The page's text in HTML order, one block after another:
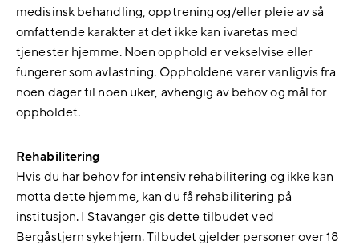
medisinsk behandling, opptrening og/eller pleie av så
omfattende karakter at det ikke kan ivaretas med
tjenester hjemme. Noen opphold er vekselvise eller
fungerer som avlastning. Oppholdene varer vanligvis fra
noen dager til noen uker, avhengig av behov og mål for
oppholdet.
Rehabilitering
Hvis du har behov for intensiv rehabilitering og ikke kan
motta dette hjemme, kan du få rehabilitering på
institusjon. I Stavanger gis dette tilbudet ved
Bergåstjern sykehjem. Tilbudet gjelder personer over 18